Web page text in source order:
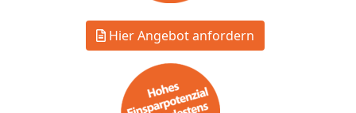
Hier Angebot anfordern